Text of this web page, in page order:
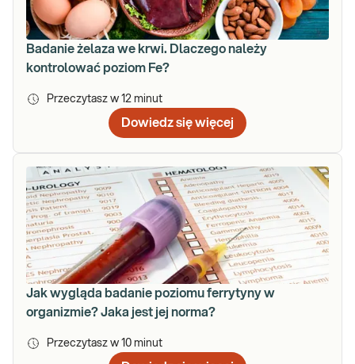
Badanie żelaza we krwi. Dlaczego należy
kontrolować poziom Fe?
Przeczytasz w 12 minut
Dowiedz się więcej
Jak wygląda badanie poziomu ferrytyny w
organizmie? Jaka jest jej norma?
Przeczytasz w 10 minut